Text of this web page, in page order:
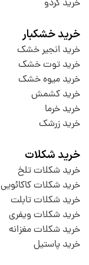
خرید گردو
خرید خشکبار
خرید انجیر خشک
خرید توت خشک
خرید میوه خشک
خرید کشمش
خرید خرما
خرید زرشک
خرید شکلات
خرید شکلات تلخ
خرید شکلات کاکائویی
خرید شکلات تابلت
خرید شکلات ویفری
خرید شکلات مغزانه
خرید پاستیل